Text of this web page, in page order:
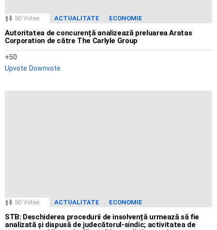
50 Votes ACTUALITATE ECONOMIE
Autoritatea de concurență analizează preluarea Aratas
Corporation de către The Carlyle Group
50
Upvote Downvote
50 Votes ACTUALITATE ECONOMIE
STB: Deschiderea procedurii de insolvență urmează să fie
analizată și dispusă de judecătorul-sindic; activitatea de